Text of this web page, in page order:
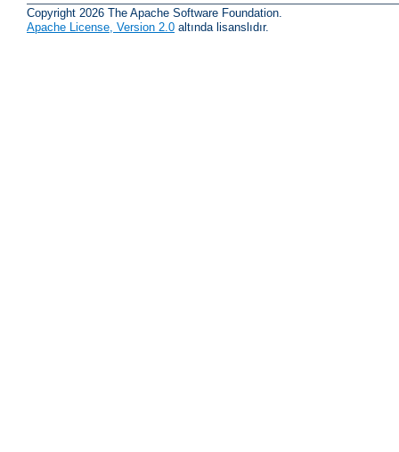
Copyright 2026 The Apache Software Foundation.
Apache License, Version 2.0 altında lisanslıdır.